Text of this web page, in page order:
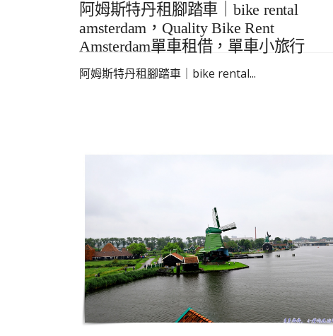
阿姆斯特丹租腳踏車｜bike rental
amsterdam，Quality Bike Rent
Amsterdam單車租借，單車小旅行
阿姆斯特丹租腳踏車｜bike rental...